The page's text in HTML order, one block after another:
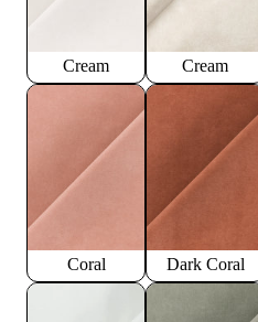
Cream Cream
Coral Dark Coral